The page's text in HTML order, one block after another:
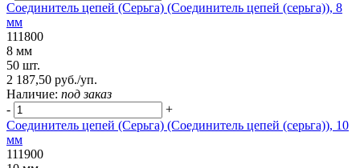
Соединитель цепей (Серьга) (Соединитель цепей (серьга)), 8
мм
111800
8 мм
50 шт.
2 187,50 руб./уп.
Наличие: под заказ
-
+
Соединитель цепей (Серьга) (Соединитель цепей (серьга)), 10
мм
111900